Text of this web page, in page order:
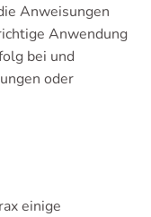
Anweisungen
Anwendung
bei und
oder
einige